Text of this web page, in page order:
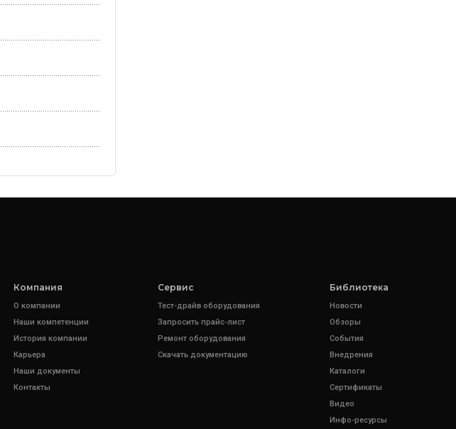
Компания
О компании
Наши компетенции
История компании
Карьера
Наши документы
Контакты
Сервис
Тест-драйв оборудования
Запросить прайс-лист
Ремонт оборудования
Скачать документацию
Библиотека
Новости
Обзоры
События
Внедрения
Каталоги
Сертификаты
Видео
Инфо-ресурсы